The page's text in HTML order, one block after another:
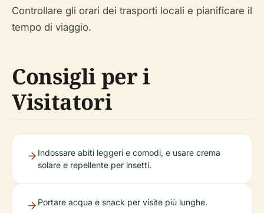
Controllare gli orari dei trasporti locali e pianificare il
tempo di viaggio.
Consigli per i
Visitatori
Indossare abiti leggeri e comodi, e usare crema
solare e repellente per insetti.
Portare acqua e snack per visite più lunghe.